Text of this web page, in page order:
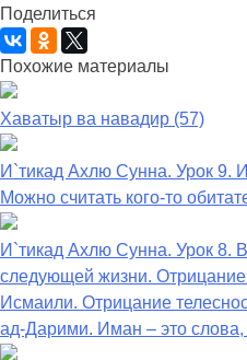
Поделиться
Похожие материалы
Хаватыр ва навадир (57)
И`тикад Ахлю Сунна. Урок 9.
Можно считать кого-то
И`тикад Ахлю Сунна. Урок 8.
следующей жизни.
Исмаили. Отрицание
ад-Дарими. Иман – это слова,